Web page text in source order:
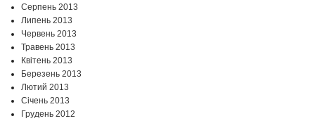
Серпень 2013
Липень 2013
Червень 2013
Травень 2013
Квітень 2013
Березень 2013
Лютий 2013
Січень 2013
Грудень 2012